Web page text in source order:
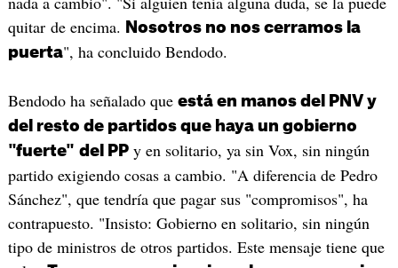
quitar de encima.
Nosotros no nos cerramos la
puerta", ha concluido Bendodo.
Bendodo ha señalado que está en manos del PNV y
del resto de partidos que haya un gobierno
"fuerte" del PPy en solitario, ya sin Vox, sin ningún
partido exigiendo cosas a cambio. "A diferencia de Pedro
Sánchez", que tendría que pagar sus "compromisos", ha
contrapuesto. "Insisto: Gobierno en solitario, sin ningún
tipo de ministros de otros partidos. Este mensaje tiene que